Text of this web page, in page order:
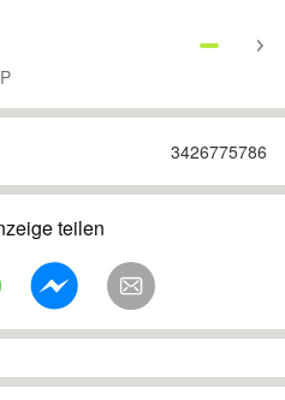
3426775786
teilen